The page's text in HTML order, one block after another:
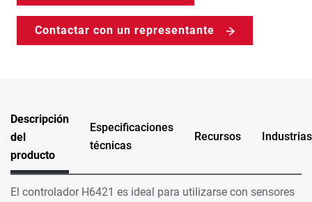
Contactar con un representante
Descripción
del
producto
Especificaciones
técnicas
Recursos Industrias
El controlador H6421 es ideal para utilizarse con sensores